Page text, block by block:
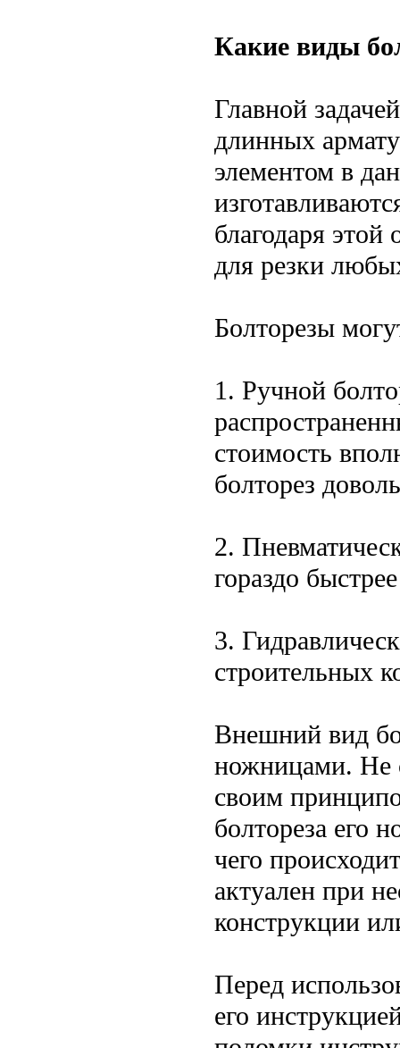
Какие виды
Главной
длинных
элементом в
благодаря
для резки
Болторезы
1. Ручной
стоимость
болторез
2.
гораздо
3.
строительных
Внешний вид
ножницами. Не
своим
болтореза его
чего
актуален при
конструкции
Перед
его